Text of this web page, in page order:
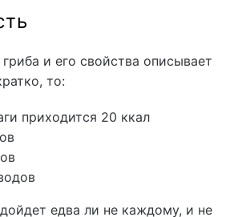
и его свойства описывает
то:
приходится 20 ккал
едва ли не каждому, и не